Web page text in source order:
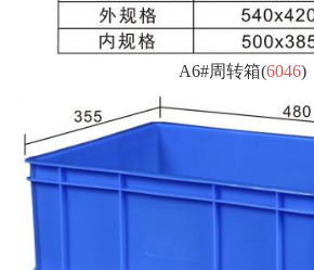
A6#周转箱(6046)